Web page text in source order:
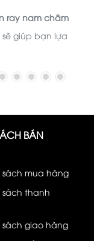
ray nam châm
giúp bạn lựa
định đầu tư hệ
BÁN
mua hàng
thanh
giao hàng